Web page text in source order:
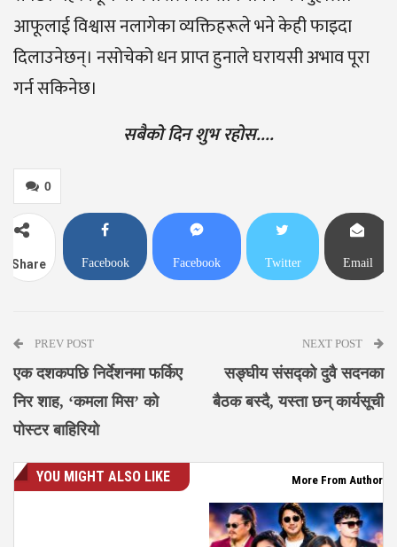
आफूलाई विश्वास नलागेका व्यक्तिहरूले भने केही फाइदा
दिलाउनेछन्। नसोचेको धन प्राप्त हुनाले घरायसी अभाव पूरा
गर्न सकिनेछ।
सबैको दिन शुभ रहोस….
0
Share Facebook Facebook Twitter Email
PREV POST
एक दशकपछि निर्देशनमा फर्किए
निर शाह, ‘कमला मिस’ को
पोस्टर बाहिरियो
NEXT POST
सङ्घीय संसद्को दुवै सदनका
बैठक बस्दै, यस्ता छन् कार्यसूची
YOU MIGHT ALSO LIKE More From Author